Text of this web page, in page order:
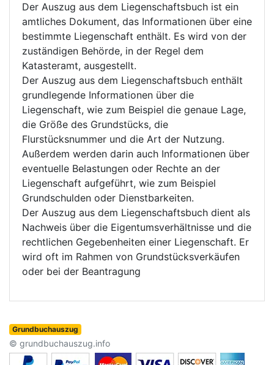
Der Auszug aus dem Liegenschaftsbuch ist ein
amtliches Dokument, das Informationen über eine
bestimmte Liegenschaft enthält. Es wird von der
zuständigen Behörde, in der Regel dem
Katasteramt, ausgestellt.
Der Auszug aus dem Liegenschaftsbuch enthält
grundlegende Informationen über die
Liegenschaft, wie zum Beispiel die genaue Lage,
die Größe des Grundstücks, die
Flurstücksnummer und die Art der Nutzung.
Außerdem werden darin auch Informationen über
eventuelle Belastungen oder Rechte an der
Liegenschaft aufgeführt, wie zum Beispiel
Grundschulden oder Dienstbarkeiten.
Der Auszug aus dem Liegenschaftsbuch dient als
Nachweis über die Eigentumsverhältnisse und die
rechtlichen Gegebenheiten einer Liegenschaft. Er
wird oft im Rahmen von Grundstücksverkäufen
oder bei der Beantragung
Grundbuchauszug
© grundbuchauszug.info